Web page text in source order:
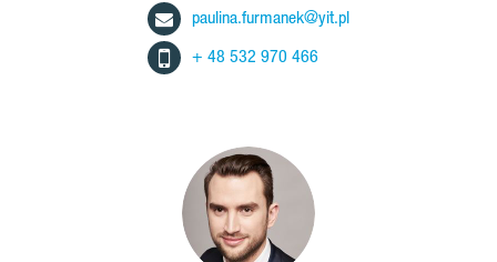
paulina.furmanek@yit.pl
+ 48 532 970 466